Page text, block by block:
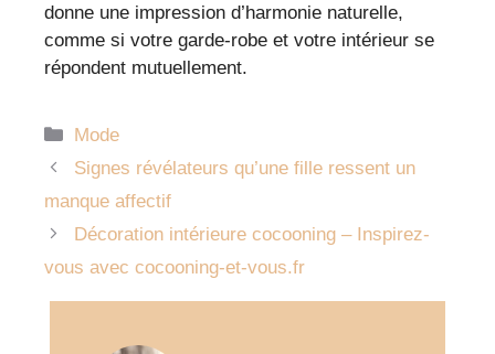
donne une impression d’harmonie naturelle,
comme si votre garde-robe et votre intérieur se
répondent mutuellement.
Catégories
Mode
Signes révélateurs qu’une fille ressent un
manque affectif
Décoration intérieure cocooning – Inspirez-
vous avec cocooning-et-vous.fr